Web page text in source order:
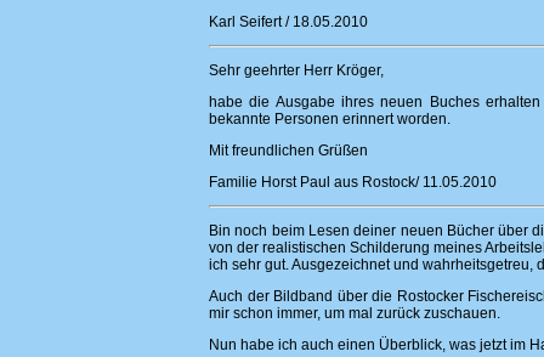
Karl Seifert / 18.05.2010
Sehr geehrter Herr Kröger,
habe die Ausgabe ihres neuen Buches
bekannte Personen erinnert worden.
Mit freundlichen Grüßen
Familie Horst Paul aus Rostock/ 11.05.2010
Bin noch beim Lesen deiner neuen Bücher über
von der realistischen Schilderung meines
ich sehr gut. Ausgezeichnet und
Auch der Bildband über die Rostocker
mir schon immer, um mal zurück zuschauen.
Nun habe ich auch einen Überblick, was jetzt im